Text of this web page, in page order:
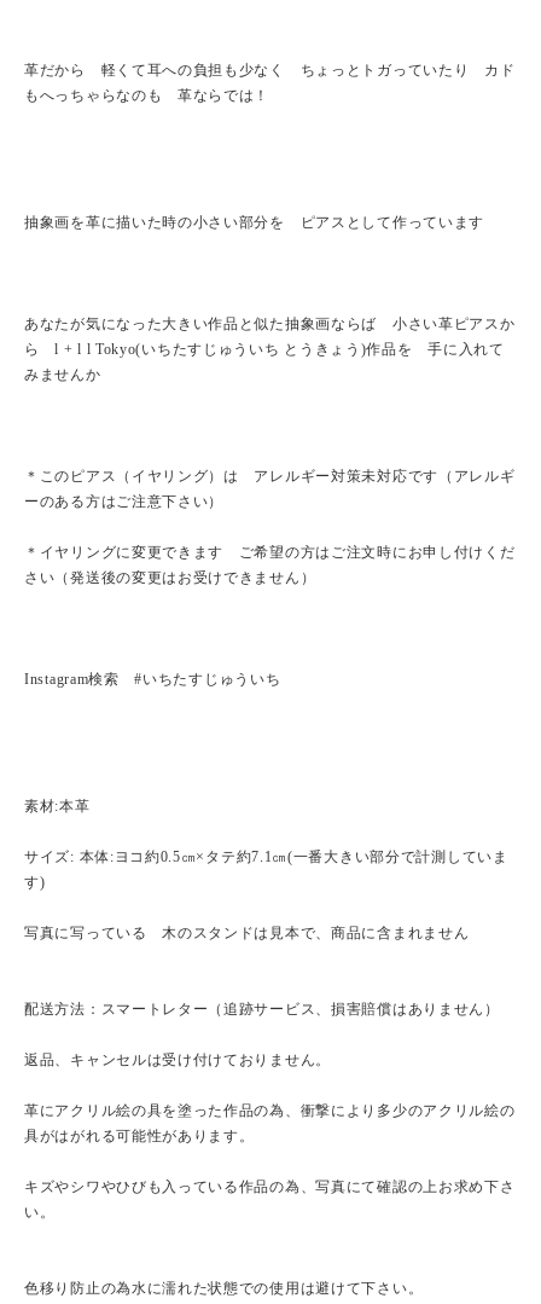
革だから 軽くて耳への負担も少なく ちょっとトガっていたり カド
もへっちゃらなのも 革ならでは！
抽象画を革に描いた時の小さい部分を ピアスとして作っています
あなたが気になった大きい作品と似た抽象画ならば 小さい革ピアスか
ら l + l l Tokyo(いちたすじゅういち とうきょう)作品を 手に入れて
みませんか
＊このピアス（イヤリング）は アレルギー対策未対応です（アレルギ
ーのある方はご注意下さい）
＊イヤリングに変更できます ご希望の方はご注文時にお申し付けくだ
さい（発送後の変更はお受けできません）
Instagram検索 #いちたすじゅういち
素材:本革
サイズ: 本体:ヨコ約0.5㎝×タテ約7.1㎝(一番大きい部分で計測していま
す)
写真に写っている 木のスタンドは見本で、商品に含まれません
配送方法：スマートレター（追跡サービス、損害賠償はありません）
返品、キャンセルは受け付けておりません。
革にアクリル絵の具を塗った作品の為、衝撃により多少のアクリル絵の
具がはがれる可能性があります。
キズやシワやひびも入っている作品の為、写真にて確認の上お求め下さ
い。
色移り防止の為水に濡れた状態での使用は避けて下さい。